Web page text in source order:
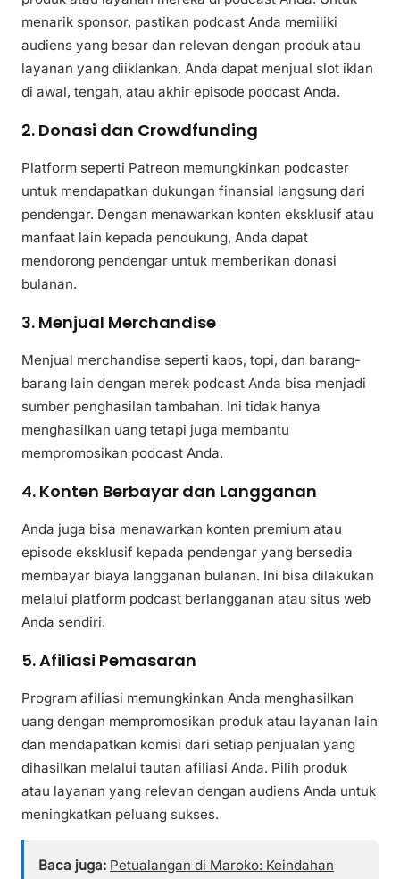
menarik sponsor, pastikan podcast Anda memiliki
audiens yang besar dan relevan dengan produk atau
layanan yang diiklankan. Anda dapat menjual slot iklan
di awal, tengah, atau akhir episode podcast Anda.
2. Donasi dan Crowdfunding
Platform seperti Patreon memungkinkan podcaster
untuk mendapatkan dukungan finansial langsung dari
pendengar. Dengan menawarkan konten eksklusif atau
manfaat lain kepada pendukung, Anda dapat
mendorong pendengar untuk memberikan donasi
bulanan.
3. Menjual Merchandise
Menjual merchandise seperti kaos, topi, dan barang-
barang lain dengan merek podcast Anda bisa menjadi
sumber penghasilan tambahan. Ini tidak hanya
menghasilkan uang tetapi juga membantu
mempromosikan podcast Anda.
4. Konten Berbayar dan Langganan
Anda juga bisa menawarkan konten premium atau
episode eksklusif kepada pendengar yang bersedia
membayar biaya langganan bulanan. Ini bisa dilakukan
melalui platform podcast berlangganan atau situs web
Anda sendiri.
5. Afiliasi Pemasaran
Program afiliasi memungkinkan Anda menghasilkan
uang dengan mempromosikan produk atau layanan lain
dan mendapatkan komisi dari setiap penjualan yang
dihasilkan melalui tautan afiliasi Anda. Pilih produk
atau layanan yang relevan dengan audiens Anda untuk
meningkatkan peluang sukses.
Baca juga: Petualangan di Maroko: Keindahan